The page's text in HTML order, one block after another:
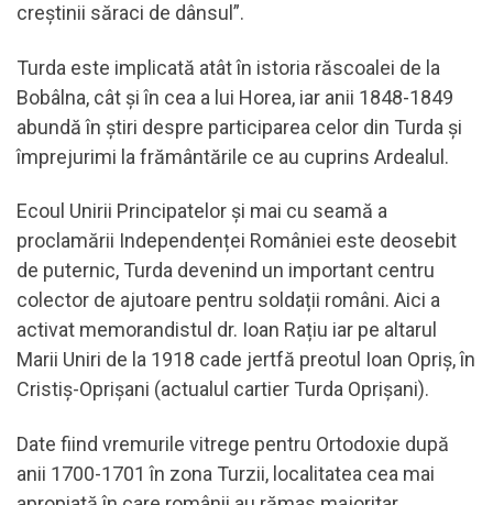
creștinii săraci de dânsul”.
Turda este implicată atât în istoria răscoalei de la
Bobâlna, cât și în cea a lui Horea, iar anii 1848-1849
abundă în știri despre participarea celor din Turda și
împrejurimi la frământările ce au cuprins Ardealul.
Ecoul Unirii Principatelor și mai cu seamă a
proclamării Independenței României este deosebit
de puternic, Turda devenind un important centru
colector de ajutoare pentru soldații români. Aici a
activat memorandistul dr. Ioan Rațiu iar pe altarul
Marii Uniri de la 1918 cade jertfă preotul Ioan Opriș, în
Cristiș-Oprișani (actualul cartier Turda Oprișani).
Date fiind vremurile vitrege pentru Ortodoxie după
anii 1700-1701 în zona Turzii, localitatea cea mai